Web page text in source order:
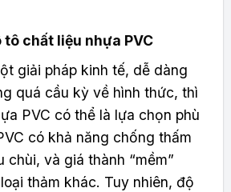
tô chất liệu nhựa PVC
giải pháp kinh tế, dễ dàng
quá cầu kỳ về hình thức, thì
PVC có thể là lựa chọn phù
có khả năng chống thấm
chùi, và giá thành “mềm”
thảm khác. Tuy nhiên, độ